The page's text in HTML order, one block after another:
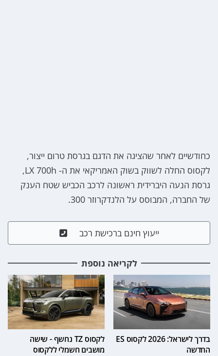
כחודשיים לאחר שהציגה את הדגם בגרסת טרום ייצור,
לקסוס החלה לשווק בשוק האמריקאי את ה- LX 700h,
גרסת הנעה היברידית ראשונה לרכב הכביש שטח הענק
של החברה, המבוסס על הלנדקרוזר 300.
ייעוץ חינם ברכישת רכב
לקריאה נוספת
בדרך לישראל: 2026 לקסוס ES
החדשה
לקסוס TZ נחשף - שישה
מושבים חשמלי ללקסוס